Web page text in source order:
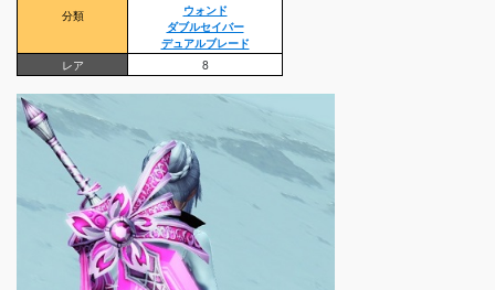
分類
ウォンド
ダブルセイバー
デュアルブレード
レア
8